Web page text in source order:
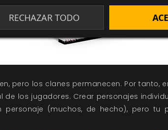
pero los clanes permanecen. Por tanto,
los jugadores. Crear personajes
personaje (muchos, de hecho), pero tu
RECHAZAR TODO